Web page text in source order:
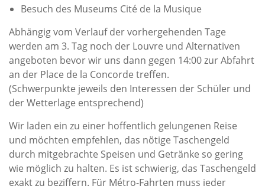
Besuch des Museums Cité de la Musique
Abhängig vom Verlauf der vorhergehenden Tage
werden am 3. Tag noch der Louvre und Alternativen
angeboten bevor wir uns dann gegen 14:00 zur Abfahrt
an der Place de la Concorde treffen.
(Schwerpunkte jeweils den Interessen der Schüler und
der Wetterlage entsprechend)
Wir laden ein zu einer hoffentlich gelungenen Reise
und möchten empfehlen, das nötige Taschengeld
durch mitgebrachte Speisen und Getränke so gering
wie möglich zu halten. Es ist schwierig, das Taschengeld
exakt zu beziffern. Für Métro-Fahrten muss jeder